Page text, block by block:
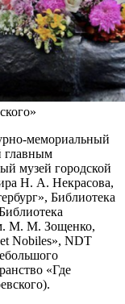
мемориальный
главным
музей городской
Н. А. Некрасова,
Библиотека
М. М. Зощенко,
Nobiles», NDT
«Где